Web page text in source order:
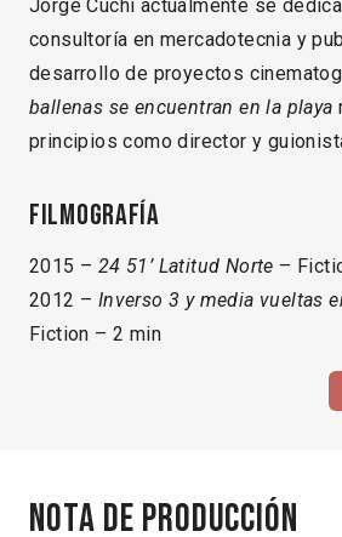
Jorge Cuchí actualmente se
consultoría en mercadotecnia y
desarrollo de proyectos
ballenas se encuentran en la playa
principios como director y
Filmografía
2015 – 24 51’ Latitud Norte –
2012 – Inverso 3 y media vueltas
Fiction – 2 min
Nota de producción